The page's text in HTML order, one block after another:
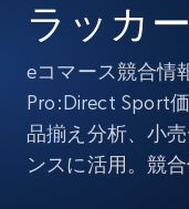
ラッカー
eコマース競合情
Pro:Direct Sport
品揃え分析、小
ンスに活用。競